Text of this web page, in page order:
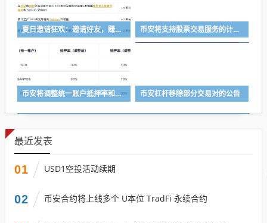
夏日邀请狂欢：邀请好友，赚取最高 8,000 USDC 币安将支持股票交易服务的计划升级
币安将调整统一账户抵押率和U本位永续合约杠杆及保证金阶梯 币安杠杆移除部分交易对的公告
最近发表
01 USD1空投活动续期
02 币安合约将上线多个 U本位 TradFi 永续合约